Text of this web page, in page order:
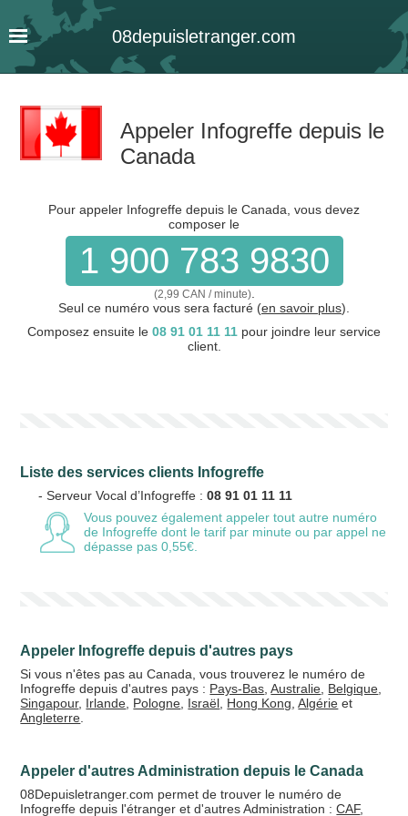
08depuisletranger.com
Appeler Infogreffe depuis le
Canada
Pour appeler Infogreffe depuis le Canada, vous devez
composer le
1 900 783 9830
(2,99 CAN / minute).
Seul ce numéro vous sera facturé (en savoir plus).
Composez ensuite le 08 91 01 11 11 pour joindre leur service
client.
Liste des services clients Infogreffe
- Serveur Vocal d’Infogreffe :08 91 01 11 11
Vous pouvez également appeler tout autre numéro
de Infogreffe dont le tarif par minute ou par appel ne
dépasse pas 0,55€.
Appeler Infogreffe depuis d'autres pays
Si vous n'êtes pas au Canada, vous trouverez le numéro de
Infogreffe depuis d'autres pays : Pays-Bas ,Australie Belgique
Singapour, Irlande Pologne Israël Hong Kong ,Algérie et
Angleterre
Appeler d'autres Administration depuis le Canada
08Depuisletranger.com permet de trouver le numéro de
Infogreffe depuis l'étranger et d'autres Administration :CAF,